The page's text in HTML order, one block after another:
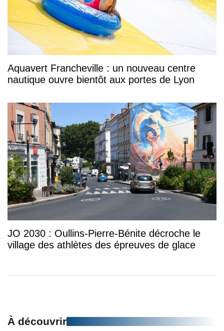
Aquavert Francheville : un nouveau centre
nautique ouvre bientôt aux portes de Lyon
JO 2030 : Oullins-Pierre-Bénite décroche le
village des athlètes des épreuves de glace
À découvrir